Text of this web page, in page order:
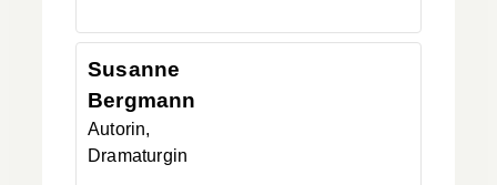
Susanne
Bergmann
Autorin,
Dramaturgin